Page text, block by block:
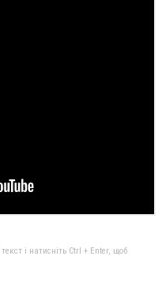
і натисніть Ctrl + Enter, щоб